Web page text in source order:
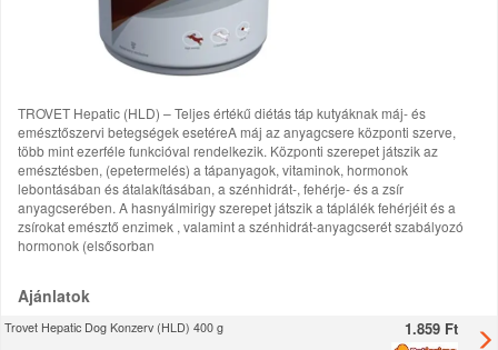
TROVET Hepatic (HLD) – Teljes értékű diétás táp kutyáknak máj- és
emésztőszervi betegségek esetéreA máj az anyagcsere központi szerve,
több mint ezerféle funkcióval rendelkezik. Központi szerepet játszik az
emésztésben, (epetermelés) a tápanyagok, vitaminok, hormonok
lebontásában és átalakításában, a szénhidrát-, fehérje- és a zsír
anyagcserében. A hasnyálmirigy szerepet játszik a táplálék fehérjéit és a
zsírokat emésztő enzimek , valamint a szénhidrát-anyagcserét szabályozó
hormonok (elsősorban
Ajánlatok
Trovet Hepatic Dog Konzerv (HLD) 400 g 1.859 Ft